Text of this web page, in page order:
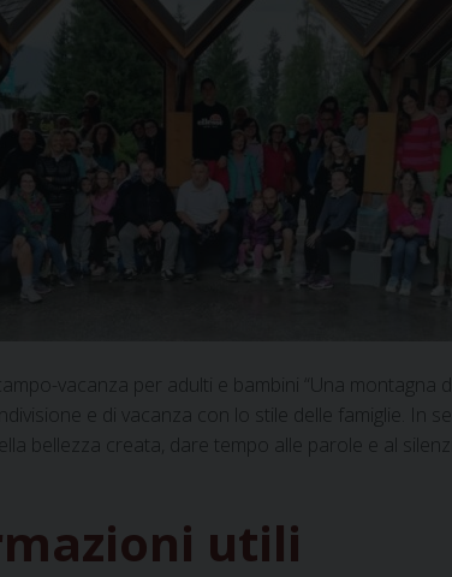
vacanza per adulti e bambini “Una montagna
e di vacanza con lo stile delle famiglie. In
bellezza creata, dare tempo alle parole e al
utili